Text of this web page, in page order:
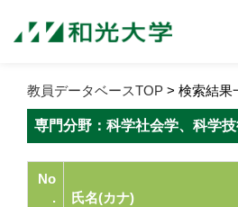
教員データベースTOP > 検索結果
専門分野：科学社会学、科学技
No
.
氏名(カナ)